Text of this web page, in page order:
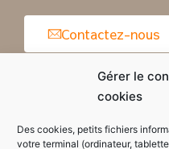
Gérer le
cookies
Des cookies, petits fichiers
votre terminal (ordinateur,
Contactez-nous
Horaires